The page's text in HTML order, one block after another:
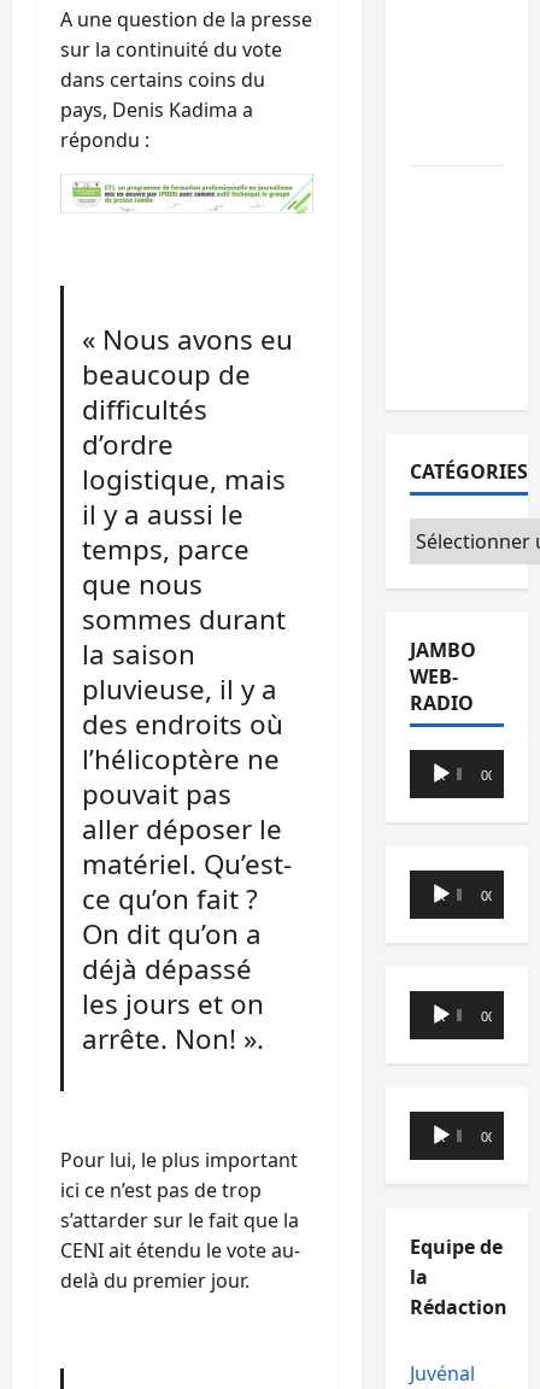
A une question de la presse
sur la continuité du vote
dans certains coins du
pays, Denis Kadima a
répondu :
« Nous avons eu
beaucoup de
difficultés
d’ordre
logistique, mais
il y a aussi le
temps, parce
que nous
sommes durant
la saison
pluvieuse, il y a
des endroits où
l’hélicoptère ne
pouvait pas
aller déposer le
matériel. Qu’est-
ce qu’on fait ?
On dit qu’on a
déjà dépassé
les jours et on
arrête. Non! ».
Pour lui, le plus important
ici ce n’est pas de trop
s’attarder sur le fait que la
CENI ait étendu le vote au-
delà du premier jour.
CATÉGORIES
Catégories
JAMBO
WEB-
RADIO
Lecteur
audio
00:00 00:00
Lecteur
audio
00:00 00:00
Lecteur
audio
00:00 00:00
Lecteur
audio
00:00 00:00
Equipe de
la
Rédaction
Juvénal